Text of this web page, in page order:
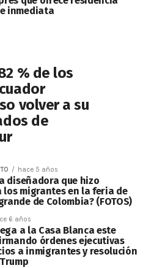
inmediata
% de los
volver a su
de
hace 5 años
diseñadora que hizo
los migrantes en la feria de
de Colombia? (FOTOS)
6 años
a la Casa Blanca este
órdenes ejecutivas
a inmigrantes y resolución